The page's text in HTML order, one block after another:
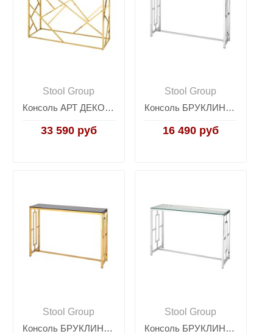
Stool Group
Консоль АРТ ДЕКО 120х40 золото стекло smoke
33 590 руб
Stool Group
Консоль БРУКЛИН 115*30 серебро
16 490 руб
Stool Group
Консоль БРУКЛИН 115*30 золото стекло smoke
Stool Group
Консоль БРУКЛИН 120*40 серебро